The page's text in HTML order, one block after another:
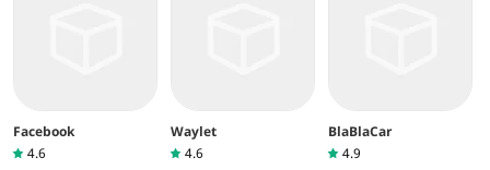
Facebook
4.6
Waylet
4.6
BlaBlaCar
4.9